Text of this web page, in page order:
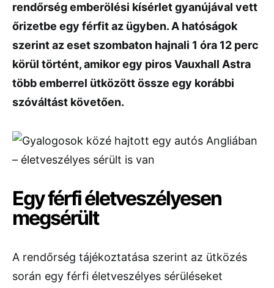
rendőrség emberölési kísérlet gyanújával vett
őrizetbe egy férfit az ügyben. A hatóságok
szerint az eset szombaton hajnali 1 óra 12 perc
körül történt, amikor egy piros Vauxhall Astra
több emberrel ütközött össze egy korábbi
szóváltást követően.
Egy férfi életveszélyesen
megsérült
A rendőrség tájékoztatása szerint az ütközés
során egy férfi életveszélyes sérüléseket